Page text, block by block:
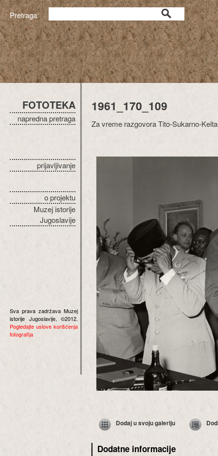
Pretraga:
FOTOTEKA
napredna pretraga
prijavljivanje
o projektu
Muzej istorije
Jugoslavije
Sva prava zadržava Muzej
istorije Jugoslavije, ©2012.
Pogledajte uslove korišćenja
fotografija
1961_170_109
Za vreme razgovora Tito-Sukarno-Keita
Dodaj u svoju galeriju
Dodatne informacije